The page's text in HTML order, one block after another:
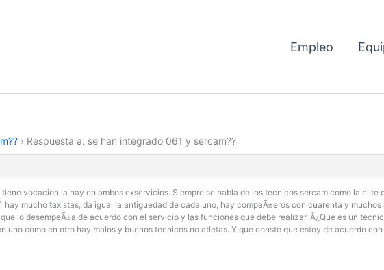
Empleo
› Respuesta a: se han integrado 061 y sercam??
vocacion la hay en ambos exservicios. Siempre se habla de los tecnicos sercam como la elite
mucho taxistas, da igual la antiguedad de cada uno, hay compaÃ±eros con cuarenta y
lo desempeÃ±a de acuerdo con el servicio y las funciones que debe realizar. Â¿Que es un
uno como en otro hay malos y buenos tecnicos no atletas. Y que conste que estoy de acuerdo